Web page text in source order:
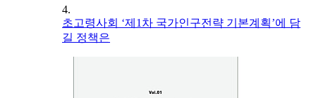
4.
초고령사회 ‘제1차 국가인구전략 기본계획’에 담
길 정책은